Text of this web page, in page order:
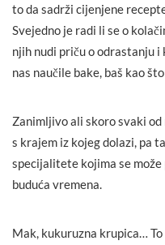
to da sadrži cijenjene
Svejedno je radi li se o
njih nudi priču o odrastanju i
nas naučile bake, baš kao
Zanimljivo ali skoro svaki
s krajem iz kojeg dolazi, pa
specijalitete kojima se može
buduća vremena.
Mak, kukuruzna krupica…